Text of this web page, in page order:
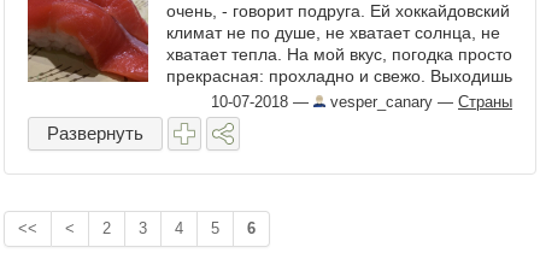
очень, - говорит подруга. Ей хоккайдовский
климат не по душе, не хватает солнца, не
хватает тепла. На мой вкус, погодка просто
прекрасная: прохладно и свежо. Выходишь
с утра на улицу, и накатывают
воспоминания о ...
10-07-2018 — vesper_canary — Страны
Развернуть
<< < 2 3 4 5 6